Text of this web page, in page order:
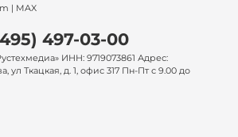
| MAX
497-03-00
ИНН: 9719073861 Адрес:
ул Ткацкая, д. 1, офис 317 Пн-Пт с 9.00 до